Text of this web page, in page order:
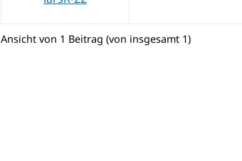
Ansicht von 1 Beitrag (von insgesamt 1)